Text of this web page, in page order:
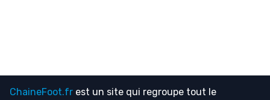
ChaineFoot.fr est un site qui regroupe tout le